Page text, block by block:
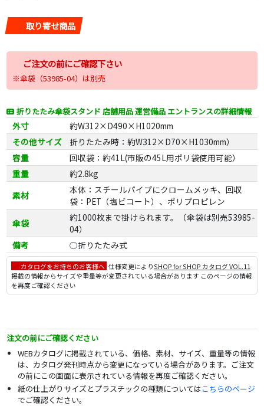
取り寄せ商品
ご注文の前にご確認下さい
※傘袋（53985-04）は別売
折りたたみ傘袋スタンド 店舗用品 運営備品 エントランスの詳細情報
外寸
約W312×D490×H1020mm
その他サイズ
折りたたみ時：約W312×D70×H1030mm）
容量
回収袋：約41L(市販の45L用ポリ袋使用可能）
重量
約2.8kg
素材
本体：スチールパイプにクロームメッキ、回収
袋：PET（塩ビコート）、ポリプロピレン
傘袋
約1000枚まで掛けられます。（傘袋は別売53985-
04）
備考
○折りたたみ式
カタログをお持ちのお客様へ 仕様変更によりSHOP for SHOP カタログ VOL.11
掲載の情報からサイズや重量等が変更されている場合があります このページの情報
を再度ご確認ください
注文の前にご確認ください
WEBカタログに掲載されている、価格、素材、サイズ、重量等の情報
は、カタログ発刊時点から変更になっている場合があります。ご注文
の前にこの画面に表示されている情報を再度ご確認ください。
紙の仕上がりサイズとプラスチックの種類についてはこちらのページ
でご確認ください。